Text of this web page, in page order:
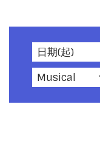
日期(起)
Musical